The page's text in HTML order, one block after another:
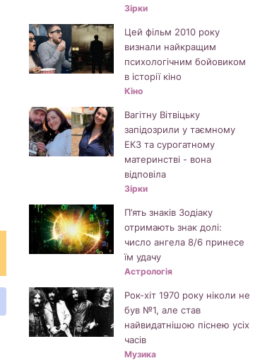
Зірки
Цей фільм 2010 року
визнали найкращим
психологічним бойовиком
в історії кіно
Кіно
Вагітну Вітвіцьку
запідозрили у таємному
ЕКЗ та сурогатному
материнстві - вона
відповіла
Зірки
П’ять знаків Зодіаку
отримають знак долі:
число ангела 8/6 принесе
їм удачу
Астрологія
Рок-хіт 1970 року ніколи не
був №1, але став
найвидатнішою піснею усіх
часів
Музика